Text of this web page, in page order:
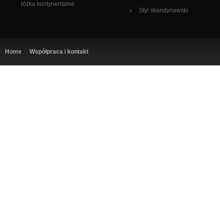
łóżka kontynentalne
Styl skandynawski
Home Współpraca i kontakt